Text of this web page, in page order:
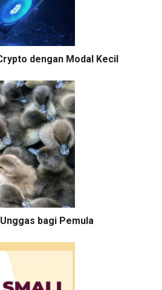
dengan Modal Kecil
bagi Pemula